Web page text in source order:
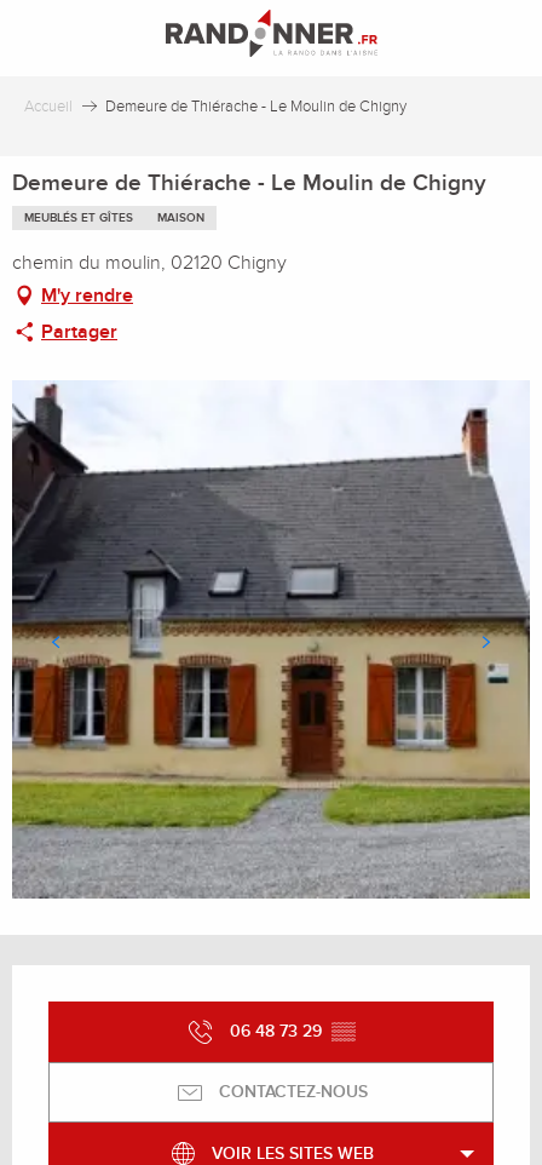
principal
Accueil Demeure de Thiérache - Le Moulin de Chigny
Demeure de Thiérache - Le Moulin de Chigny
MEUBLÉS ET GÎTES MAISON
chemin du moulin, 02120 Chigny
M'y rendre
Partager
06 48 73 29 ▒▒
CONTACTEZ-NOUS
VOIR LES SITES WEB